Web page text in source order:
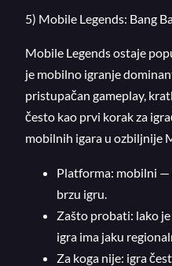
5) Mobile Legends: Bang
Mobile Legends ostaje
je mobilno igranje
pristupačan gameplay,
često kao prvi korak za
mobilnih igara u ozbiljnije
Platforma: mobilni —
brzu igru.
Zašto probati: lako
igra ima jaku
Za koga nije: igra